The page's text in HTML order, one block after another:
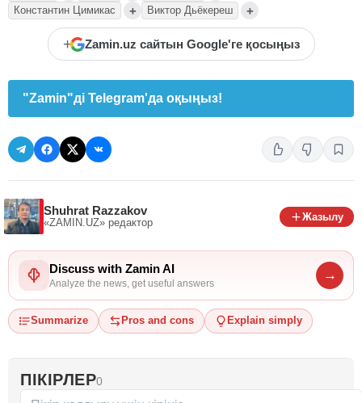
Константин Цимикас + Виктор Дьёкереш +
+ Zamin.uz сайтын Google'ге қосыңыз
"Zamin"ді Telegram'да оқыңыз!
Shuhrat Razzakov
«ZAMIN.UZ» редактор
Жазылу
Discuss with Zamin AI
Analyze the news, get useful answers
→
Summarize Pros and cons Explain simply
ПІКІРЛЕР0